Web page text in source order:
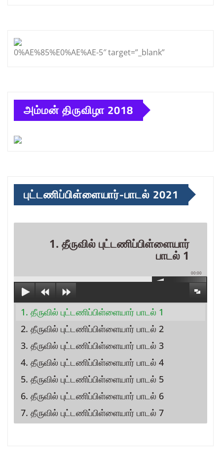
0%AE%85%E0%AE%AE-5″ target=”_blank”
அம்மன் திருவிழா 2018
புட்டணிப்பிள்ளையார்-பாடல் 2021
1. தீருவில் புட்டணிப்பிள்ளையார்
பாடல் 1
00:00
1. தீருவில் புட்டணிப்பிள்ளையார் பாடல் 1
2. தீருவில் புட்டணிப்பிள்ளையார் பாடல் 2
3. தீருவில் புட்டணிப்பிள்ளையார் பாடல் 3
4. தீருவில் புட்டணிப்பிள்ளையார் பாடல் 4
5. தீருவில் புட்டணிப்பிள்ளையார் பாடல் 5
6. தீருவில் புட்டணிப்பிள்ளையார் பாடல் 6
7. தீருவில் புட்டணிப்பிள்ளையார் பாடல் 7